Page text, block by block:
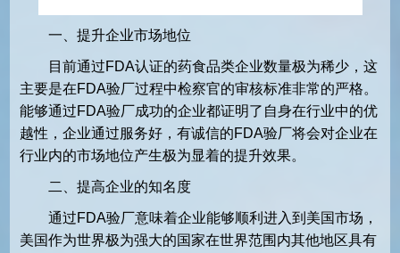
一、提升企业市场地位
目前通过FDA认证的药食品类企业数量极为稀少，这
主要是在FDA验厂过程中检察官的审核标准非常的严格。
能够通过FDA验厂成功的企业都证明了自身在行业中的优
越性，企业通过服务好，有诚信的FDA验厂将会对企业在
行业内的市场地位产生极为显着的提升效果。
二、提高企业的知名度
通过FDA验厂意味着企业能够顺利进入到美国市场，
美国作为世界极为强大的国家在世界范围内其他地区具有